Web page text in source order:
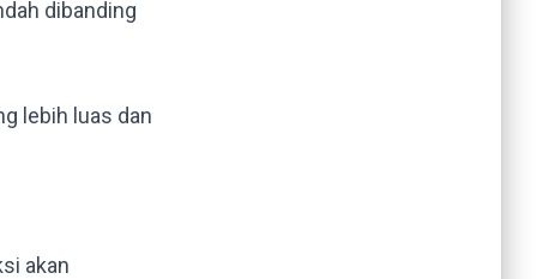
dibanding
lebih luas dan
akan